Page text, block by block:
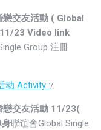
交友活動 ( Global
23 Video link
Group 注冊
动 Activity :/
戀交友活動 11/23(
聯谊會Global Single